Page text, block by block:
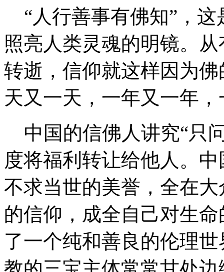
“人行善事有佛知”，这
照亮人类灵魂的明镜。
转逝，信仰就这样因为
天又一天，一年又一年
中国的信佛人讲究“只
度将福利转让给他人。
不求当世的美誉，全在
的信仰，成全自己对生
了一个纯和善良的伦理